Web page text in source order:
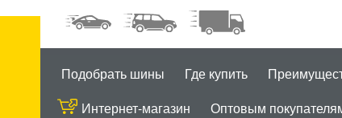
Подобрать шины Где купить
Интернет-магазин
Оптовым